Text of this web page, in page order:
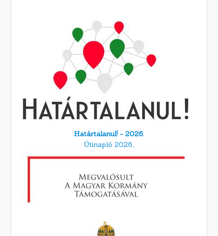
Határtalanul! - 2026.
Útinapló 2026.,